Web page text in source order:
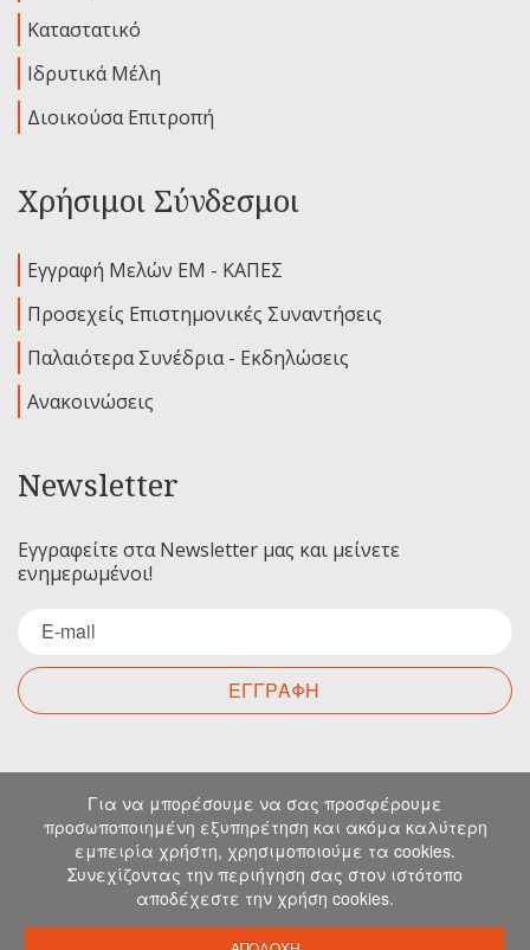
Καταστατικό
Ιδρυτικά Μέλη
Διοικούσα Επιτροπή
Χρήσιμοι Σύνδεσμοι
Εγγραφή Μελών ΕΜ - ΚΑΠΕΣ
Προσεχείς Επιστημονικές Συναντήσεις
Παλαιότερα Συνέδρια - Εκδηλώσεις
Ανακοινώσεις
Newsletter
Εγγραφείτε στα Newsletter μας και μείνετε
ενημερωμένοι!
ΕΓΓΡΑΦΗ
Επικοινωνία
Για οποιαδήποτε ερώτηση σας μπορείτε να
επικοινωνήσετε μαζί μας στα παρακάτω στοιχεία.
Μιχελιδάκη 19, Ηράκλειο, 71202, Κρήτη
Για να μπορέσουμε να σας προσφέρουμε
προσωποποιημένη εξυπηρέτηση και ακόμα καλύτερη
εμπειρία χρήστη, χρησιμοποιούμε τα cookies.
Συνεχίζοντας την περιήγηση σας στον ιστότοπο
αποδέχεστε την χρήση cookies.